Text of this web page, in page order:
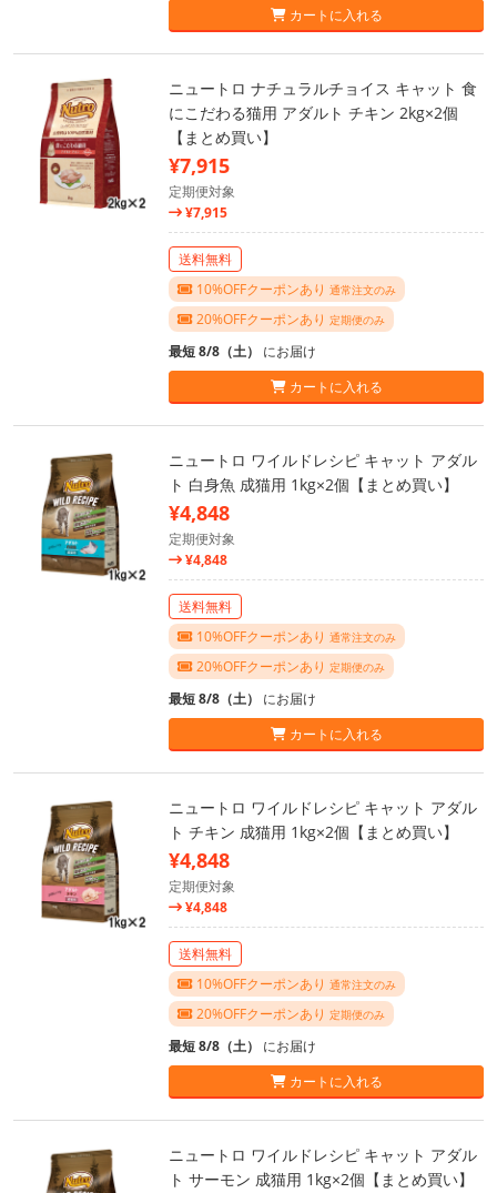
カートに入れる
ニュートロ ナチュラルチョイス キャット 食
にこだわる猫用 アダルト チキン 2kg×2個
【まとめ買い】
¥7,915
定期便対象
¥7,915
送料無料
10%OFFクーポンあり 通常注文のみ
20%OFFクーポンあり 定期便のみ
最短 8/8（土） にお届け
カートに入れる
ニュートロ ワイルドレシピ キャット アダル
ト 白身魚 成猫用 1kg×2個【まとめ買い】
¥4,848
定期便対象
¥4,848
送料無料
10%OFFクーポンあり 通常注文のみ
20%OFFクーポンあり 定期便のみ
最短 8/8（土） にお届け
カートに入れる
ニュートロ ワイルドレシピ キャット アダル
ト チキン 成猫用 1kg×2個【まとめ買い】
¥4,848
定期便対象
¥4,848
送料無料
10%OFFクーポンあり 通常注文のみ
20%OFFクーポンあり 定期便のみ
最短 8/8（土） にお届け
カートに入れる
ニュートロ ワイルドレシピ キャット アダル
ト サーモン 成猫用 1kg×2個【まとめ買い】